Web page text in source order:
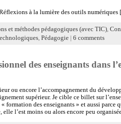
à la lumière des outils
et méthodes pédagogiques (avec TIC),
, Pédagogie| 6 comments
des enseignants dans
ou encore l’accompagnement du
supérieur. Je cible ce billet sur
formation des enseignants » et aussi parce
elle l’est moins ou alors encore peu